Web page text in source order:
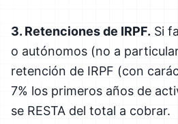
3. Retenciones de IRPF. Si
o autónomos (no a
retención de IRPF (con
7% los primeros años de
se RESTA del total a cobrar.